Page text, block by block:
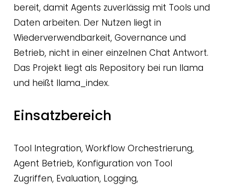
bereit, damit Agents zuverlässig mit Tools und
Daten arbeiten. Der Nutzen liegt in
Wiederverwendbarkeit, Governance und
Betrieb, nicht in einer einzelnen Chat Antwort.
Das Projekt liegt als Repository bei run llama
und heißt llama_index.
Einsatzbereich
Tool Integration, Workflow Orchestrierung,
Agent Betrieb, Konfiguration von Tool
Zugriffen, Evaluation, Logging,